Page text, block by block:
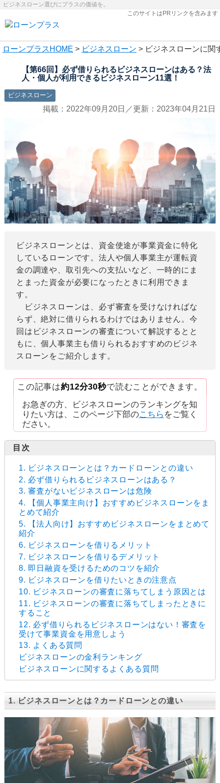
ビジネスローン選びにプラスの価値を。
このサイトはPRリンクを含みます
ローンプラス HOME > ビジネスローン > ビジネスローンに関
【第66回】必ず借りられるビジネスローンはある？法
人・個人が利用できるビジネスローン11選！
ビジネスローン
掲載：2022年09月20日／更新：2023年04月21日
ビジネスローンとは、資金使途が事業資金に特化
しているローンです。法人や個人事業主が運転資
金の調達や、取引先への支払いなど、一時的にま
とまった資金が必要になったときに利用できま
す。
ビジネスローンは、必ず審査を受けなければな
らず、絶対に借りられるわけではありません。今
回はビジネスローンの審査について解説するとと
もに、個人事業主も借りられるおすすめのビジネ
スローンをご紹介します。
この記事は約12分30秒で読むことができます。
お急ぎの方、ビジネスローンのランキングを知
りたい方は、このページ下部のこちら をご覧く
ださい。
1. ビジネスローンとは？カードローンとの違い
2. 必ず借りられるビジネスローンはある？
3. 審査がないビジネスローンは危険
4. 【個人事業主向け】おすすめビジネスローンをま
とめて紹介
5. 【法人向け】おすすめビジネスローンをまとめて
紹介
6. ビジネスローンを借りるメリット
7. ビジネスローンを借りるデメリット
8. 即日融資を受けるためのコツを紹介
9. ビジネスローンを借りたいときの注意点
10. ビジネスローンの審査に落ちてしまう原因とは
11. ビジネスローンの審査に落ちてしまったときに
すること
12. 必ず借りられるビジネスローンはない！審査を
受けて事業資金を用意しよう
13. よくある質問
ビジネスローンの金利ランキング
ビジネスローンに関するよくある質問
1. ビジネスローンとは？カードローンとの違い